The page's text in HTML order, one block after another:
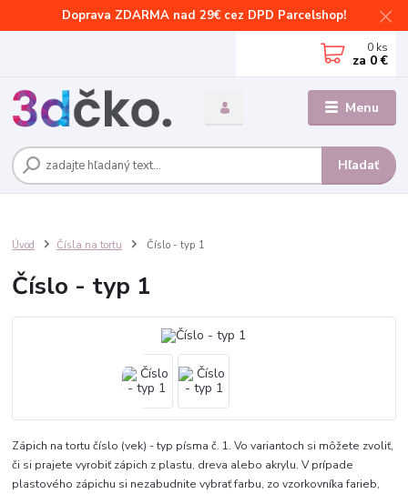
Doprava ZDARMA nad 29€ cez DPD Parcelshop!
Menu
Hľadať
0 ks
za 0 €
Úvod Čísla na tortu Číslo - typ 1
Číslo - typ 1
Zápich na tortu číslo (vek) - typ písma č. 1. Vo variantoch si môžete zvoliť,
či si prajete vyrobiť zápich z plastu, dreva alebo akrylu. V prípade
plastového zápichu si nezabudnite vybrať farbu, zo vzorkovníka farieb,